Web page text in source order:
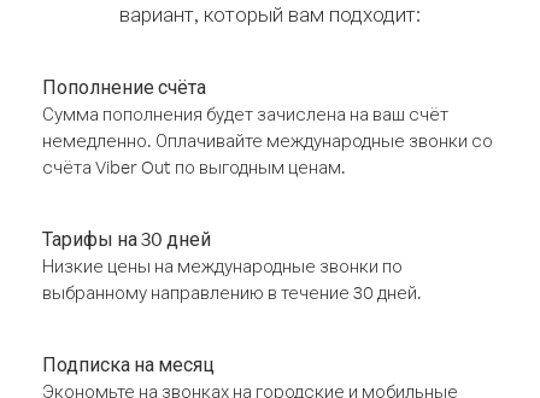
вариант, который вам подходит:
Пополнение счёта
Сумма пополнения будет зачислена на ваш счёт
немедленно. Оплачивайте международные звонки со
счёта Viber Out по выгодным ценам.
Тарифы на 30 дней
Низкие цены на международные звонки по
выбранному направлению в течение 30 дней.
Подписка на месяц
Экономьте на звонках на городские и мобильные